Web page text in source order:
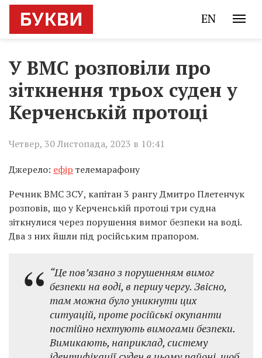
EN
У ВМС розповіли про
зіткнення трьох суден у
Керченській протоці
Четвер, 30 Листопада, 2023 в 10:41
Джерело: ефір телемарафону
Речник ВМС ЗСУ, капітан 3 рангу Дмитро Плетенчук
розповів, що у Керченській протоці три судна
зіткнулися через порушення вимог безпеки на воді.
Два з них йшли під російським прапором.
“Це пов’язано з порушенням вимог
безпеки на воді, в першу чергу. Звісно,
там можна було уникнути цих
ситуацій, проте російські окупанти
постійно нехтують вимогами безпеки.
Вимикають, наприклад, систему